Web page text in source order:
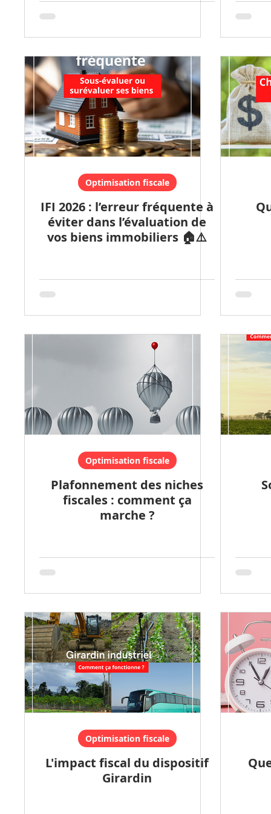
Optimisation fiscale
IFI 2026 : l’erreur fréquente à
éviter dans l’évaluation de
vos biens immobiliers 🏠⚠️
Optimisation fiscale
Plafonnement des niches
fiscales : comment ça
marche ?
Optimisation fiscale
L'impact fiscal du dispositif
Girardin